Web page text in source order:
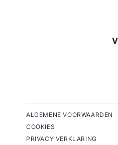
ALGEMENE VOORWAARDEN
COOKIES
PRIVACY VERKLARING